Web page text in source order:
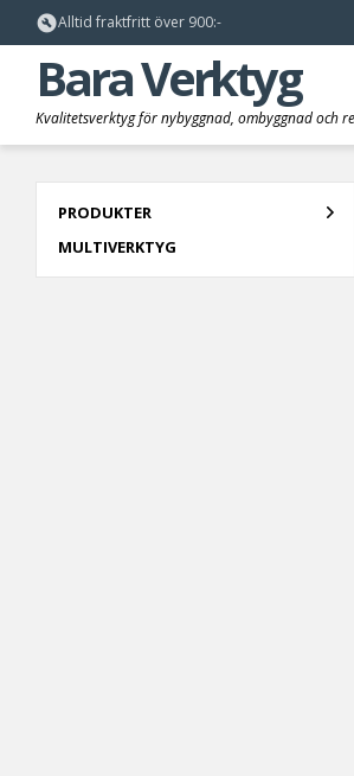
build_circleAlltid fraktfritt över 900:-
Bara Verktyg
PRODUKTER
MULTIVERKTYG